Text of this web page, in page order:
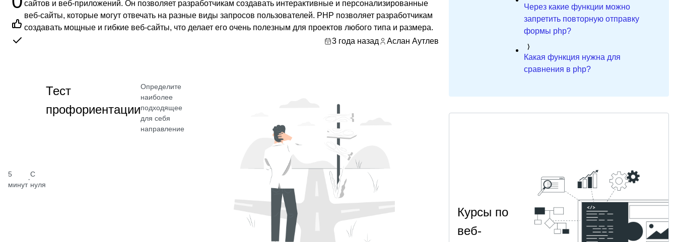
сайтов и веб-приложений. Он позволяет разработчикам создавать интерактивные и персонализированные
веб-сайты, которые могут отвечать на разные виды запросов пользователей. PHP позволяет разработчикам
создавать мощные и гибкие веб-сайты, что делает его очень полезным для проектов любого типа и размера.
3 года назад
Аслан Аутлев
5
минут
·
С
нуля
Тест
профориентации
Определите
наиболее
подходящее
для себя
направление
Через какие функции можно
запретить повторную отправку
формы php?
Какая функция нужна для
сравнения в php?
Курсы по
веб-